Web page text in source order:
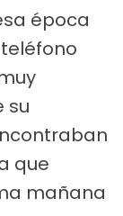
época
su
que
mañana